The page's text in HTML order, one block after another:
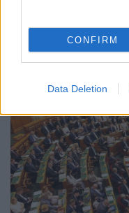
CONFIRM
Data Deletion